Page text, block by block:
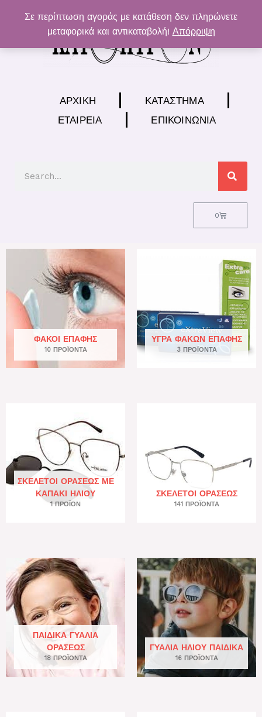
Σε περίπτωση αγοράς με κατάθεση δεν πληρώνετε
μεταφορικά και αντικαταβολή! Απόρριψη
περιεχόμενο
ΑΡΧΙΚΉ
ΚΑΤΆΣΤΗΜΑ
ΕΤΑΙΡΕΊΑ
ΕΠΙΚΟΙΝΩΝΊΑ
0
Cart
ΦΑΚΟΊ ΕΠΑΦΉΣ
10 ΠΡΟΪΌΝΤΑ
ΥΓΡΆ ΦΑΚΏΝ ΕΠΑΦΉΣ
3 ΠΡΟΪΌΝΤΑ
ΣΚΕΛΕΤΟΊ ΟΡΆΣΕΩΣ ΜΕ
ΚΑΠΆΚΙ ΗΛΊΟΥ
1 ΠΡΟΪΌΝ
ΣΚΕΛΕΤΟΊ ΟΡΆΣΕΩΣ
141 ΠΡΟΪΌΝΤΑ
ΠΑΙΔΙΚΆ ΓΥΑΛΙΆ
ΟΡΆΣΕΩΣ
18 ΠΡΟΪΌΝΤΑ
ΓΥΑΛΙΆ ΗΛΊΟΥ ΠΑΙΔΙΚΆ
16 ΠΡΟΪΌΝΤΑ